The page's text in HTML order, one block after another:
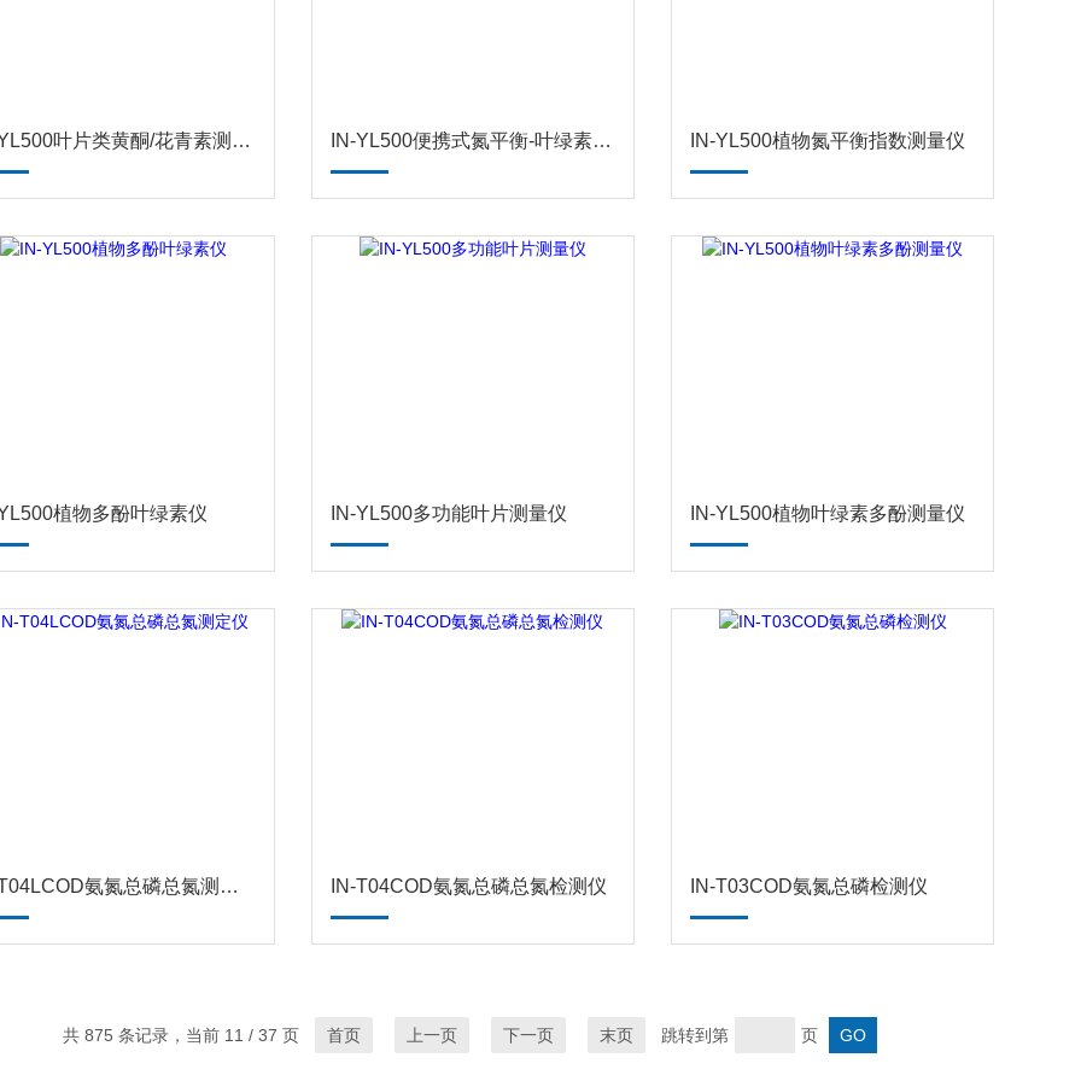
IN-YL500叶片类黄酮/花青素测量仪 IN-YL500便携式氮平衡-叶绿素-黄酮醇测量仪 IN-YL500植物氮平衡指数测量仪
植物多酚叶绿素仪 IN-YL500多功能叶片测量仪 IN-YL500植物叶绿素多酚测量仪
IN-T04LCOD氨氮总磷总氮测定仪 IN-T04COD氨氮总磷总氮检测仪 IN-T03COD氨氮总磷检测仪
共 875 条记录，当前 11 / 37 页 首页 上一页 下一页 末页 跳转到第 页